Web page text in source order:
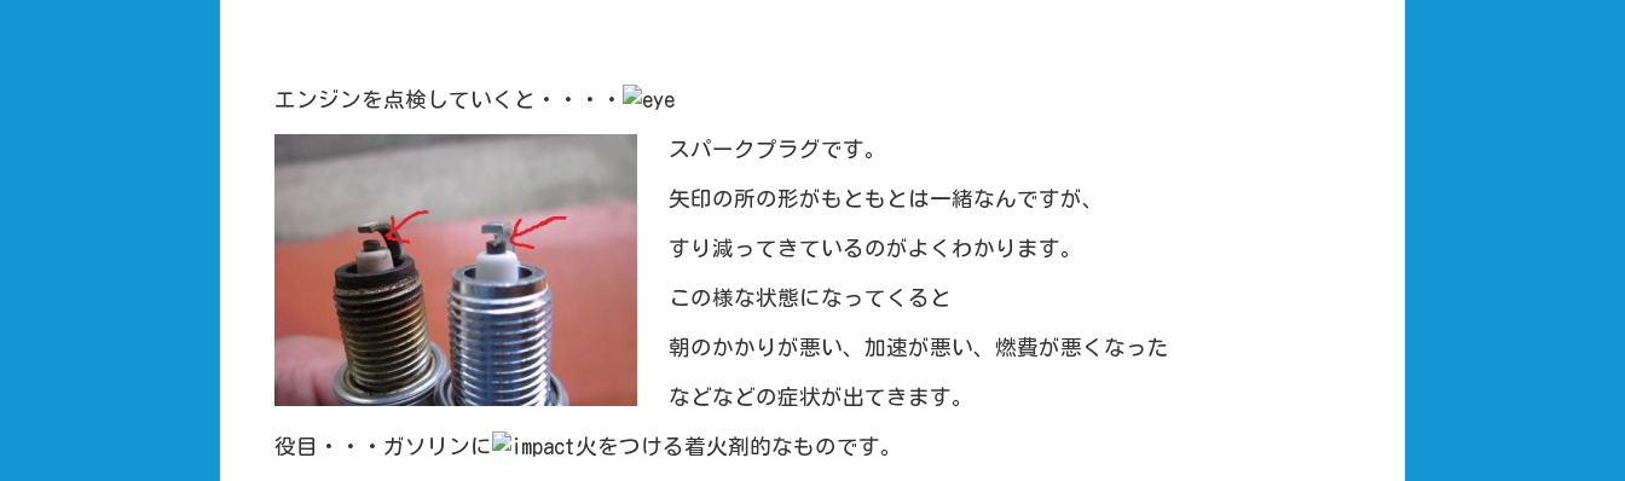
エンジンを点検していくと・・・・
スパークプラグです。
矢印の所の形がもともとは一緒なんですが、
すり減ってきているのがよくわかります。
この様な状態になってくると
朝のかかりが悪い、加速が悪い、燃費が悪くなった
などなどの症状が出てきます。
役目・・・ガソリンに 火をつける着火剤的なものです。